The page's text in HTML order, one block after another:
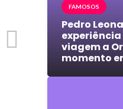
FAMOSOS
Pedro
viagem a
momento